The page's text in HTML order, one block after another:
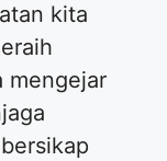
kita
mengejar